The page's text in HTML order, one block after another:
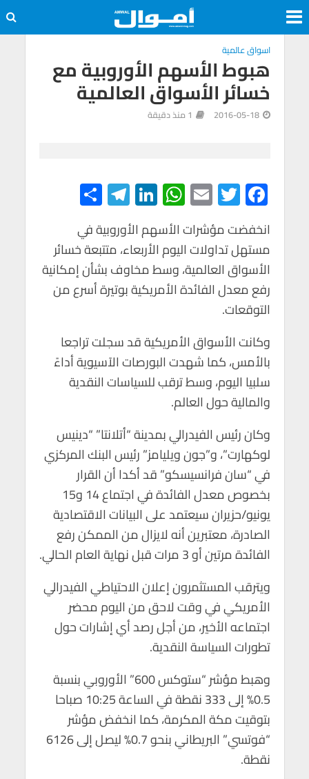
اسواق عالمية
هبوط الأسهم الأوروبية مع
خسائر الأسواق العالمية
2016-05-18 1 منذ دقيقة
F
ac
e
b
o
o
k
T
wi
tt
er
E
m
ail
W
h
at
s
A
p
p
Li
n
ke
dI
n
Te
le
gr
a
m
ar
e
انخفضت مؤشرات الأسهم الأوروبية في
مستهل تداولات اليوم الأربعاء، متتبعة خسائر
الأسواق العالمية، وسط مخاوف بشأن إمكانية
رفع معدل الفائدة الأمريكية بوتيرة أسرع من
التوقعات.
وكانت الأسواق الأمريكية قد سجلت تراجعا
بالأمس، كما شهدت البورصات الآسيوية أداءً
سلبيا اليوم، وسط ترقب للسياسات النقدية
والمالية حول العالم.
وكان رئيس الفيدرالي بمدينة “أتلانتا” “دينيس
لوكهارت”، و”جون ويليامز” رئيس البنك المركزي
في “سان فرانسيسكو” قد أكدا أن القرار
بخصوص معدل الفائدة في اجتماع 14 و15
يونيو/حزيران سيعتمد على البيانات الاقتصادية
الصادرة، معتبرين أنه لايزال من الممكن رفع
الفائدة مرتين أو 3 مرات قبل نهاية العام الحالي.
ويترقب المستثمرون إعلان الاحتياطي الفيدرالي
الأمريكي في وقت لاحق من اليوم محضر
اجتماعه الأخير، من أجل رصد أي إشارات حول
تطورات السياسة النقدية.
وهبط مؤشر “ستوكس 600” الأوروبي بنسبة
0.5% إلى 333 نقطة في الساعة 10:25 صباحا
بتوقيت مكة المكرمة، كما انخفض مؤشر
“فوتسي” البريطاني بنحو 0.7% ليصل إلى 6126
نقطة.